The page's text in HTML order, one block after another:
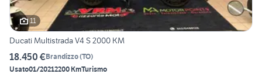
11
Ducati Multistrada V4 S 2000 KM
18.450 €Brandizzo(TO)
Usato01/20212200 KmTurismo